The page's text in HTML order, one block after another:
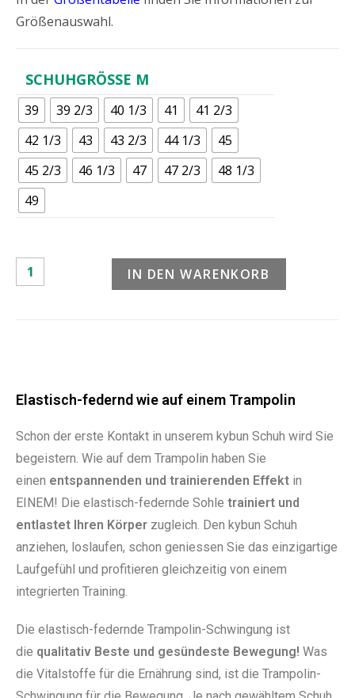
Größenauswahl.
SCHUHGRÖSSE M
39 39 2/3 40 1/3 41
41 2/3
42 1/3
43 43 2/3 44 1/3
45
45 2/3
46 1/3 47 47 2/3
48 1/3
49
IN DEN WARENKORB
Elastisch-federnd wie auf einem Trampolin
Schon der erste Kontakt in unserem kybun Schuh wird Sie
begeistern. Wie auf dem Trampolin haben Sie
einen entspannenden und trainierenden Effekt in
EINEM! Die elastisch-federnde Sohle trainiert und
entlastet Ihren Körper zugleich. Den kybun Schuh
anziehen, loslaufen, schon geniessen Sie das einzigartige
Laufgefühl und profitieren gleichzeitig von einem
integrierten Training.
Die elastisch-federnde Trampolin-Schwingung ist
die qualitativ Beste und gesündeste Bewegung! Was
die Vitalstoffe für die Ernährung sind, ist die Trampolin-